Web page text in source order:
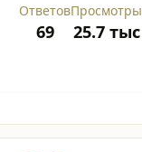
Ответов
69
Просмотры
25.7 тыс